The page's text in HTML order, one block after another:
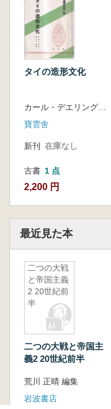
タイの造形文化
寶雲舍
新刊 在庫なし
古書 1 点
2,200 円
最近見た本
二つの大戦
と帝国主義
2 20世紀前
半
二つの大戦と帝国主
義2 20世紀前半
荒川 正晴 編集
岩波書店